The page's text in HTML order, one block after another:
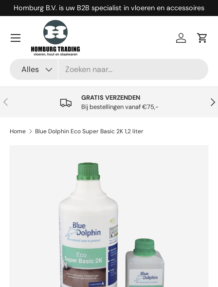
Ga naar inhoud
Homburg B.V. is uw B2B specialist in vloeren en accessoires
Alles
Inloggen
Menu
Vorige
GRATIS VERZENDEN
Bij bestellingen vanaf €75,-
Home Blue Dolphin Eco Super Basic 2K 1,2 liter
Ga direct naar productinformatie